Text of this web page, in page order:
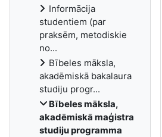
Informācija
studentiem (par
praksēm, metodiskie
no...
Bībeles māksla,
akadēmiskā bakalaura
studiju progr...
Bībeles māksla,
akadēmiskā maģistra
studiju programma